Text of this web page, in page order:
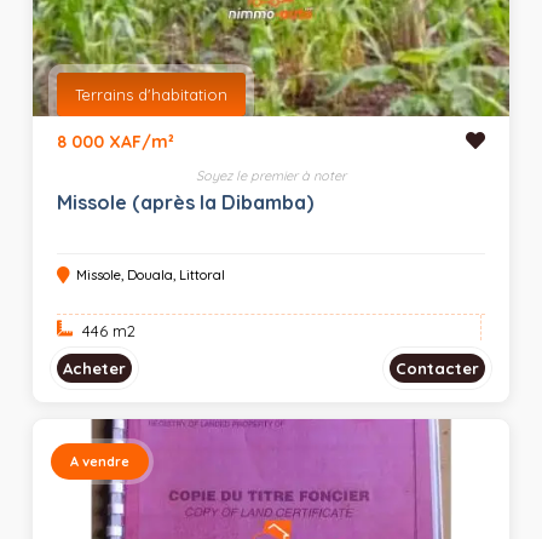
Terrains d'habitation
8 000 XAF/m²
Soyez le premier à noter
Missole (après la Dibamba)
Missole, Douala, Littoral
446 m2
Acheter
Contacter
A vendre